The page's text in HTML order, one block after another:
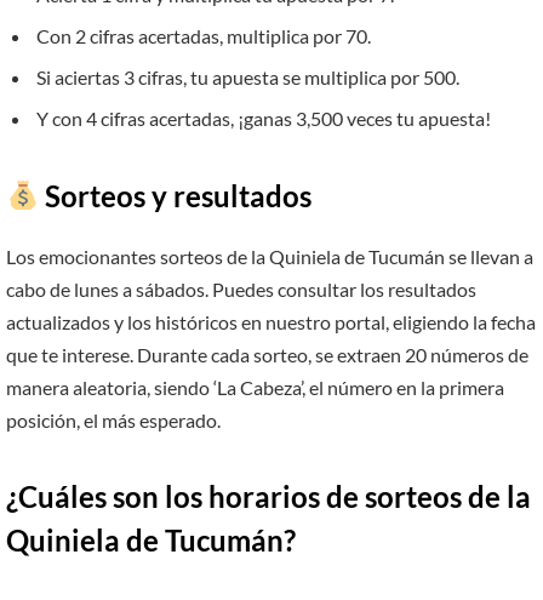
Con 2 cifras acertadas, multiplica por 70.
Si aciertas 3 cifras, tu apuesta se multiplica por 500.
Y con 4 cifras acertadas, ¡ganas 3,500 veces tu apuesta!
Sorteos y resultados
Los emocionantes sorteos de la Quiniela de Tucumán se llevan a
cabo de lunes a sábados. Puedes consultar los resultados
actualizados y los históricos en nuestro portal, eligiendo la fecha
que te interese. Durante cada sorteo, se extraen 20 números de
manera aleatoria, siendo ‘La Cabeza’, el número en la primera
posición, el más esperado.
¿Cuáles son los horarios de sorteos de la
Quiniela de Tucumán?